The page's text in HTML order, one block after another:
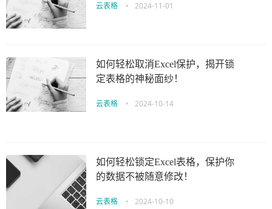
云表格 • 2024-11-01
如何轻松取消Excel保护，揭开锁
定表格的神秘面纱！
云表格 • 2024-10-14
如何轻松锁定Excel表格，保护你
的数据不被随意修改！
云表格 • 2024-10-10